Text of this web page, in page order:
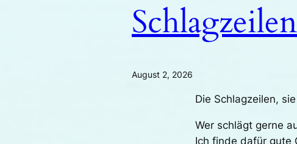
Schlagzeilen
August 2, 2026
Die Schlagzeilen,
Wer schlägt gerne
Ich finde dafür gute